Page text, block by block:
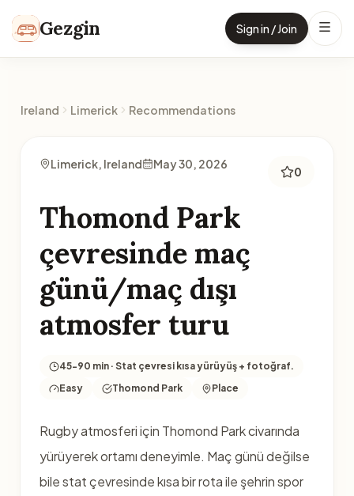
Gezgin Sign in / Join
Ireland Limerick Recommendations
Limerick, Ireland May 30, 2026
0
Thomond Park
çevresinde maç
günü/maç dışı
atmosfer turu
45-90 min · Stat çevresi kısa yürüyüş + fotoğraf.
Easy
Thomond Park Place
Rugby atmosferi için Thomond Park civarında
yürüyerek ortamı deneyimle. Maç günü değilse
bile stat çevresinde kısa bir rota ile şehrin spor